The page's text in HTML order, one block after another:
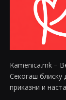
Kamenica.mk –
Секогаш блиску
приказни и